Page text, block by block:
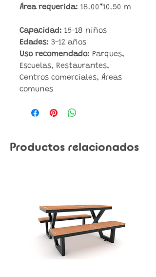
Área requerida: 18.00*10.50 m
Capacidad: 15-18 niños
Edades: 3-12 años
Uso recomendado: Parques,
Escuelas, Restaurantes,
Centros comerciales, Áreas
comunes
Productos relacionados